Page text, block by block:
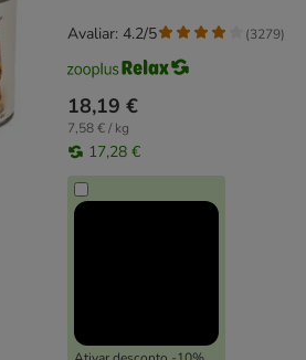
18,19 €
7,58 € / kg
17,28 €
Avaliar: 4.2/5 (3279)